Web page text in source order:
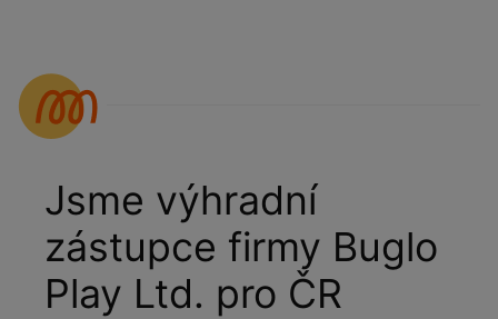
Jsme výhradní
zástupce firmy Buglo
Play Ltd. pro ČR